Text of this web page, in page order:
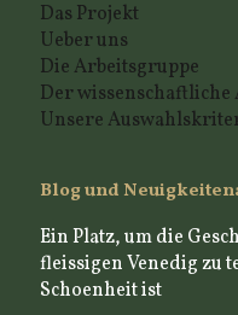
Das Projekt
Ueber uns
Die Arbeitsgruppe
Der wissenschaftliche
Unsere
Blog und
Ein Platz, um die
fleissigen Venedig zu
Schoenheit ist